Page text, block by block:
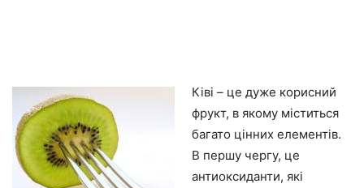
Ківі – це дуже корисний
фрукт, в якому міститься
багато цінних елементів.
В першу чергу, це
антиоксиданти, які